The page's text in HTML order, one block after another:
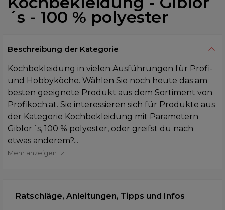
´s - 100 % polyester
Beschreibung der Kategorie
Kochbekleidung in vielen Ausführungen für Profi-
und Hobbyköche. Wählen Sie noch heute das am
besten geeignete Produkt aus dem Sortiment von
Profikoch.at. Sie interessieren sich für Produkte aus
der Kategorie Kochbekleidung mit Parametern
Giblor´s, 100 % polyester, oder greifst du nach
etwas anderem?...
Mehr anzeigen
Ratschläge, Anleitungen, Tipps und Infos